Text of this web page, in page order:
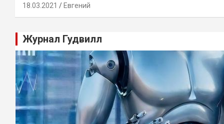
18.03.2021 Евгений
Журнал Гудвилл